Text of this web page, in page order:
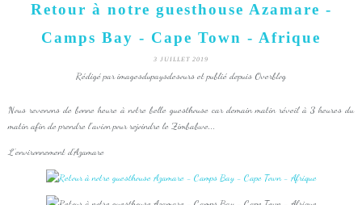
Retour à notre guesthouse Azamare -
Camps Bay - Cape Town - Afrique
3 JUILLET 2019
Rédigé par imagesdupaysdesours et publié depuis Overblog
Nous revenons de bonne heure à notre belle guesthouse car demain matin réveil à 3 heures du
matin afin de prendre l'avion pour rejoindre le Zimbabwe...
L'environnement d'Azamare